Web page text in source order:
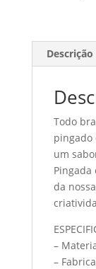
Descrição
Todo
pingado
um
Pingada
da
–
–